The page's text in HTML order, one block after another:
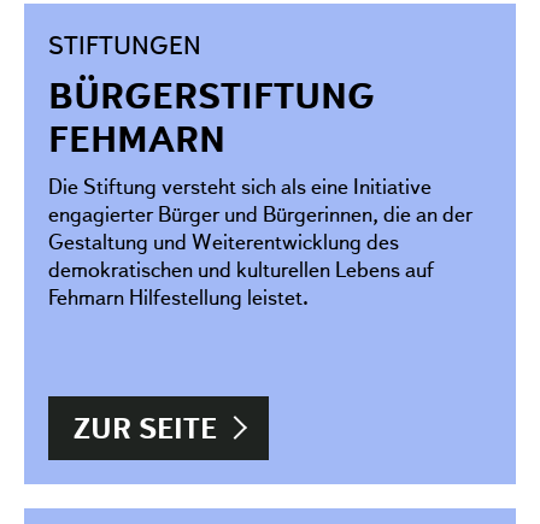
STIFTUNGEN
BÜRGERSTIFTUNG
FEHMARN
Die Stiftung versteht sich als eine Initiative
engagierter Bürger und Bürgerinnen, die an der
Gestaltung und Weiterentwicklung des
demokratischen und kulturellen Lebens auf
Fehmarn Hilfestellung leistet.
ZUR SEITE